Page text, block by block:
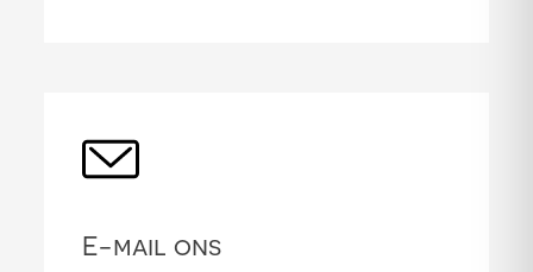
E-mail ons